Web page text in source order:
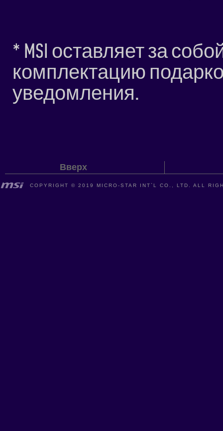
* MSI оставляет за
комплектацию
уведомления.
Вверх
COPYRIGHT © 2019 MICRO-STAR INT`L CO., LTD. ALL